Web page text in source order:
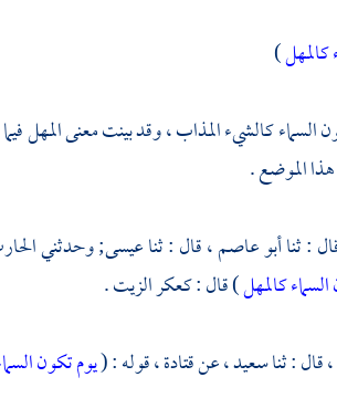
)
السماء كالشيء المذاب ، وقد بينت معنى المهل
الموضع .
: ثناأبو عاصم ،قال : ثناعيسى;وحدثني
كالمهل) قال : كعكر الزيت .
قال : ثناسعيد ،عنقتادة ،قوله : (يوم تكون